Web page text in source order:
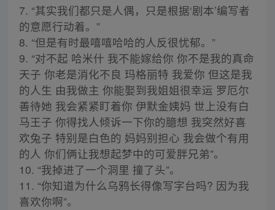
7. “其实我们都只是人偶，只是根据‘剧本’编写者
的意愿行动着。”
8. “但是有时最嘻嘻哈哈的人反很忧郁。”
9. “对不起 哈米什 我不能嫁给你 你不是我的真命
天子 你老是消化不良 玛格丽特 我爱你 但这是我
的人生 由我做主 你能娶到我姐姐很幸运 罗厄尔
善待她 我会紧紧盯着你 伊默金姨妈 世上没有白
马王子 你得找人倾诉一下你的臆想 我突然好喜
欢兔子 特别是白色的 妈妈别担心 我会做个有用
的人 你们俩让我想起梦中的可爱胖兄弟”。
10. “我掉进了一个洞里 撞了头”。
11. “你知道为什么乌鸦长得像写字台吗? 因为我
喜欢你啊”。